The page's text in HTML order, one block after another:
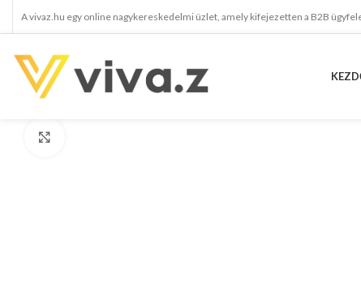
A vivaz.hu egy online nagykereskedelmi üzlet, amely kifejezetten a B2B